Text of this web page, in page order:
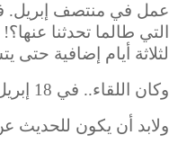
عمل في منتصف إبريل.
التي طالما تحدثنا
لثلاثة أيام إضافية حتى
وكان اللقاء.. في 18 إبريل 2008.
ولابد أن يكون للحديث